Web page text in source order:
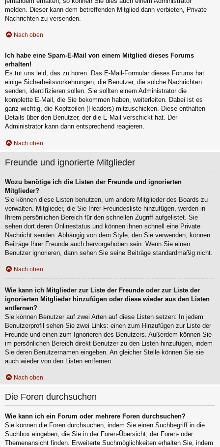
melden. Dieser kann dem betreffenden Mitglied dann verbieten, Private
Nachrichten zu versenden.
Nach oben
Ich habe eine Spam-E-Mail von einem Mitglied dieses Forums
erhalten!
Es tut uns leid, das zu hören. Das E-Mail-Formular dieses Forums hat
einige Sicherheitsvorkehrungen, die Benutzer, die solche Nachrichten
senden, identifizieren sollen. Sie sollten einem Administrator die
komplette E-Mail, die Sie bekommen haben, weiterleiten. Dabei ist es
ganz wichtig, die Kopfzeilen (Headers) mitzuschicken. Diese enthalten
Details über den Benutzer, der die E-Mail verschickt hat. Der
Administrator kann dann entsprechend reagieren.
Nach oben
Freunde und ignorierte Mitglieder
Wozu benötige ich die Listen der Freunde und ignorierten
Mitglieder?
Sie können diese Listen benutzen, um andere Mitglieder des Boards zu
verwalten. Mitglieder, die Sie Ihrer Freundesliste hinzufügen, werden in
Ihrem persönlichen Bereich für den schnellen Zugriff aufgelistet. Sie
sehen dort deren Onlinestatus und können ihnen schnell eine Private
Nachricht senden. Abhängig von dem Style, den Sie verwenden, können
Beiträge Ihrer Freunde auch hervorgehoben sein. Wenn Sie einen
Benutzer ignorieren, dann sehen Sie seine Beiträge standardmäßig nicht.
Nach oben
Wie kann ich Mitglieder zur Liste der Freunde oder zur Liste der
ignorierten Mitglieder hinzufügen oder diese wieder aus den Listen
entfernen?
Sie können Benutzer auf zwei Arten auf diese Listen setzen: In jedem
Benutzerprofil sehen Sie zwei Links: einen zum Hinzufügen zur Liste der
Freunde und einen zum Ignorieren des Benutzers. Außerdem können Sie
im persönlichen Bereich direkt Benutzer zu den Listen hinzufügen, indem
Sie deren Benutzernamen eingeben. An gleicher Stelle können Sie sie
auch wieder von den Listen entfernen.
Nach oben
Die Foren durchsuchen
Wie kann ich ein Forum oder mehrere Foren durchsuchen?
Sie können die Foren durchsuchen, indem Sie einen Suchbegriff in die
Suchbox eingeben, die Sie in der Foren-Übersicht, der Foren- oder
Themenansicht finden. Erweiterte Suchmöglichkeiten erhalten Sie, indem